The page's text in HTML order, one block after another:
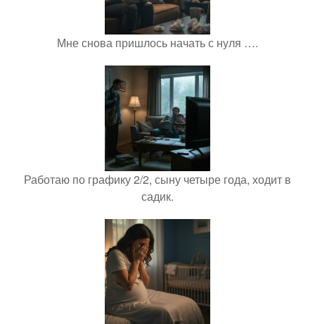
Мне снова пришлось начать с нуля ….
Работаю по графику 2/2, сыну четыре года, ходит в
садик.